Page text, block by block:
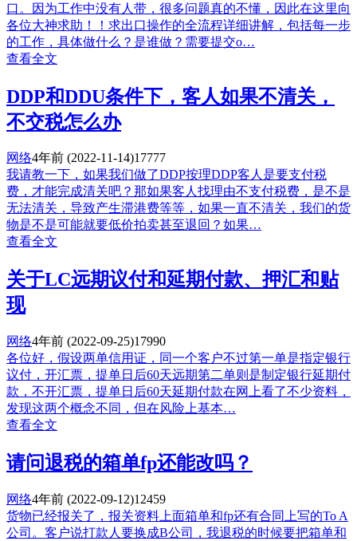
口。因为工作中没有人带，很多问题真的不懂，因此在这里向
各位大神求助！！求出口操作的全流程详细讲解，包括每一步
的工作，具体做什么？是谁做？需要提交o…
查看全文
DDP和DDU条件下，客人如果不清关，
不交税怎么办
网络4年前 (2022-11-14)17777
我请教一下，如果我们做了DDP按理DDP客人是要支付税
费，才能完成清关吧？那如果客人找理由不支付税费，是不是
无法清关，导致产生滞港费等等，如果一直不清关，我们的货
物是不是可能就要低价拍卖甚至退回？如果…
查看全文
关于LC远期议付和延期付款、押汇和贴
现
网络4年前 (2022-09-25)17990
各位好，假设两单信用证，同一个客户不过第一单是指定银行
议付，开汇票，提单日后60天远期第二单则是制定银行延期付
款，不开汇票，提单日后60天延期付款在网上看了不少资料，
发现这两个概念不同，但在风险上基本…
查看全文
请问退税的箱单fp还能改吗？
网络4年前 (2022-09-12)12459
货物已经报关了，报关资料上面箱单和fp还有合同上写的To A
公司。客户说打款人要换成B公司，我退税的时候要把箱单和